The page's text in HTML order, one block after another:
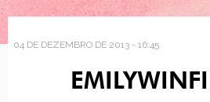
04 DE DEZEMBRO DE 2013 - 16:45